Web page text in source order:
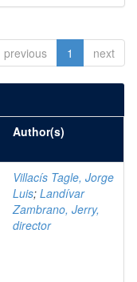
previous 1 next
Author(s)
Villacís Tagle, Jorge
Luis; Landívar
Zambrano, Jerry,
director